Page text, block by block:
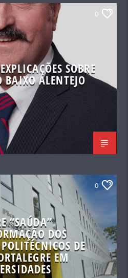
0
SOBRE
BAIXO ALENTEJO
0
“SAÚDA”
DOS
DE
EM